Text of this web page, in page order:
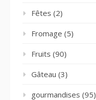
Fêtes (2)
Fromage (5)
Fruits (90)
Gâteau (3)
gourmandises (95)